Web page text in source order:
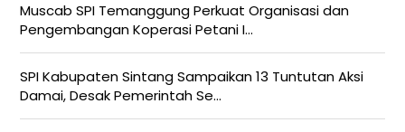
Muscab SPI Temanggung Perkuat Organisasi dan
Pengembangan Koperasi Petani I...
SPI Kabupaten Sintang Sampaikan 13 Tuntutan Aksi
Damai, Desak Pemerintah Se...